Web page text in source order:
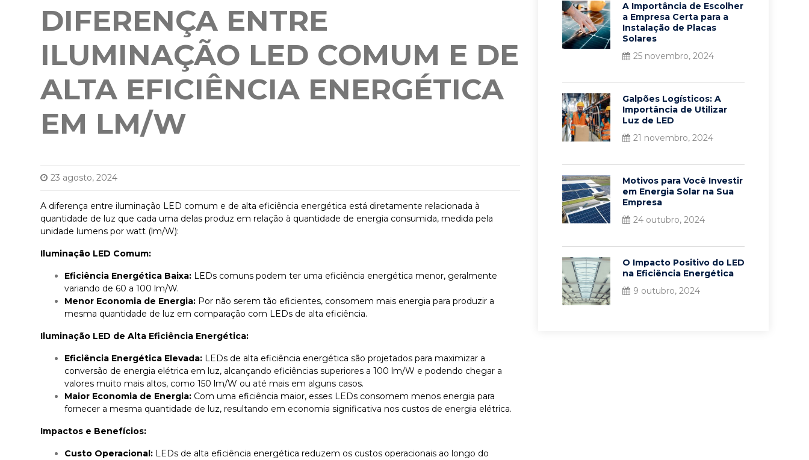
DIFERENÇA ENTRE
ILUMINAÇÃO LED COMUM E DE
ALTA EFICIÊNCIA ENERGÉTICA
EM LM/W
23 agosto, 2024
A diferença entre iluminação LED comum e de alta eficiência energética está diretamente relacionada à
quantidade de luz que cada uma delas produz em relação à quantidade de energia consumida, medida pela
unidade lumens por watt (lm/W):
Iluminação LED Comum:
Eficiência Energética Baixa: LEDs comuns podem ter uma eficiência energética menor, geralmente
variando de 60 a 100 lm/W.
Menor Economia de Energia: Por não serem tão eficientes, consomem mais energia para produzir a
mesma quantidade de luz em comparação com LEDs de alta eficiência.
Iluminação LED de Alta Eficiência Energética:
Eficiência Energética Elevada: LEDs de alta eficiência energética são projetados para maximizar a
conversão de energia elétrica em luz, alcançando eficiências superiores a 100 lm/W e podendo chegar a
valores muito mais altos, como 150 lm/W ou até mais em alguns casos.
Maior Economia de Energia: Com uma eficiência maior, esses LEDs consomem menos energia para
fornecer a mesma quantidade de luz, resultando em economia significativa nos custos de energia elétrica.
Impactos e Benefícios:
Custo Operacional: LEDs de alta eficiência energética reduzem os custos operacionais ao longo do
A Importância de Escolher
a Empresa Certa para a
Instalação de Placas
Solares
25 novembro, 2024
Galpões Logísticos: A
Importância de Utilizar
Luz de LED
21 novembro, 2024
Motivos para Você Investir
em Energia Solar na Sua
Empresa
24 outubro, 2024
O Impacto Positivo do LED
na Eficiência Energética
9 outubro, 2024